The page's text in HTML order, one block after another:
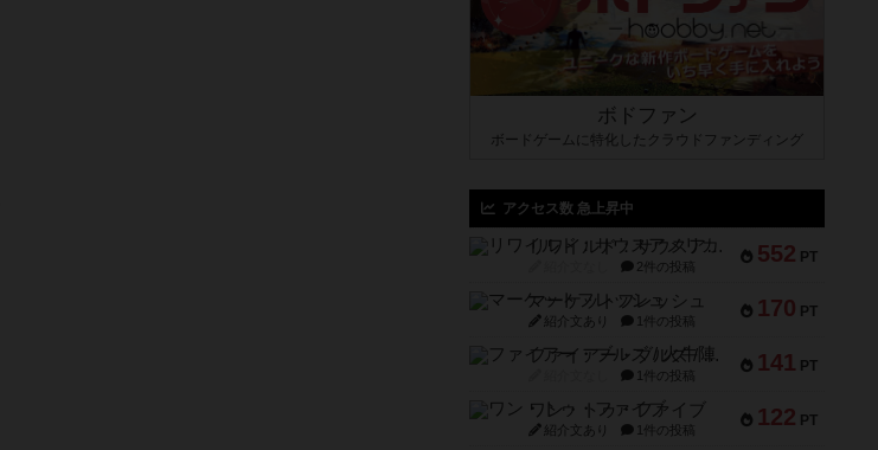
ボドファン
ボードゲームに特化したクラウドファンディング
アクセス数 急上昇中
552 PT
リワイルド：サウスアメリカ
2件の投稿
170 PT
マーケットフレッシュ
紹介文あり 1件の投稿
141 PT
ファイアー・ブルズ / 火牛陣
1件の投稿
122 PT
ワン・トゥ・ファイブ
紹介文あり 1件の投稿